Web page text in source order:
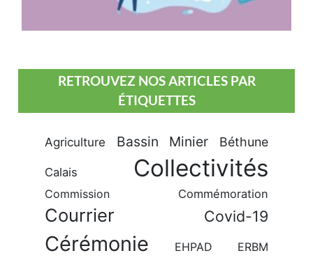
RETROUVEZ NOS ARTICLES PAR
ÉTIQUETTES
Agriculture Bassin Minier Béthune
Calais Collectivités
Commission Commémoration
Courrier Covid-19
Cérémonie EHPAD ERBM